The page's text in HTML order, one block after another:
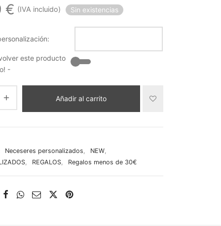
€ (IVA incluido) Sin existencias
este producto
-
Añadir al carrito
Neceseres personalizados, NEW,
, REGALOS, Regalos menos de 30€